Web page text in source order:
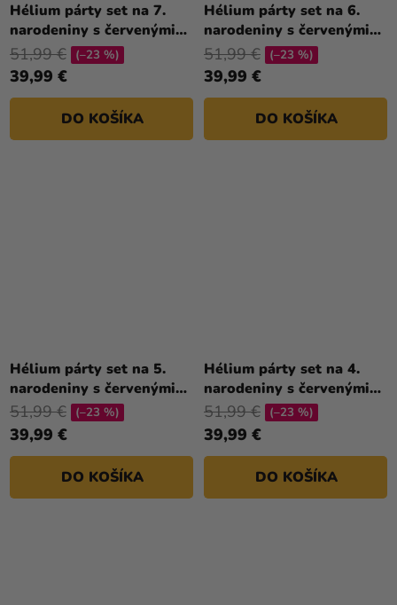
Hélium párty set na 7.
narodeniny s červenými
balónmi
39,99 €
51,99 € (–23 %)
DO KOŠÍKA
Hélium párty set na 6.
narodeniny s červenými
balónmi
39,99 €
51,99 € (–23 %)
DO KOŠÍKA
Hélium párty set na 5.
narodeniny s červenými
balónmi
39,99 €
51,99 € (–23 %)
DO KOŠÍKA
Hélium párty set na 4.
narodeniny s červenými
balónmi
39,99 €
51,99 € (–23 %)
DO KOŠÍKA